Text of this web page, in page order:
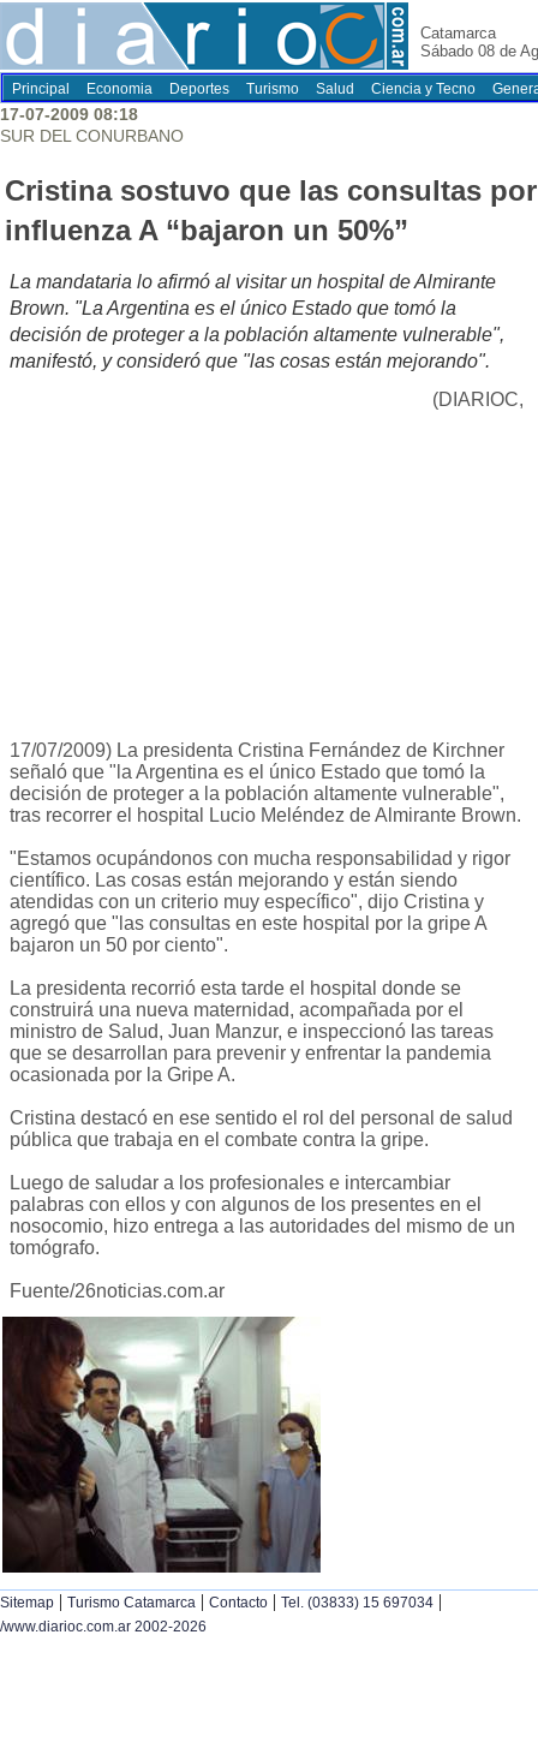
Catamarca
Sábado 08 de
Principal Economia Deportes Turismo Salud Ciencia y Tecno
17-07-2009 08:18
SUR DEL CONURBANO
Cristina sostuvo que las consultas por
influenza A “bajaron un 50%”
La mandataria lo afirmó al visitar un hospital de Almirante
Brown. "La Argentina es el único Estado que tomó la
decisión de proteger a la población altamente vulnerable",
manifestó, y consideró que "las cosas están mejorando".
(DIARIOC,
17/07/2009) La presidenta Cristina Fernández de Kirchner
señaló que "la Argentina es el único Estado que tomó la
decisión de proteger a la población altamente vulnerable",
tras recorrer el hospital Lucio Meléndez de Almirante Brown.
"Estamos ocupándonos con mucha responsabilidad y rigor
científico. Las cosas están mejorando y están siendo
atendidas con un criterio muy específico", dijo Cristina y
agregó que "las consultas en este hospital por la gripe A
bajaron un 50 por ciento".
La presidenta recorrió esta tarde el hospital donde se
construirá una nueva maternidad, acompañada por el
ministro de Salud, Juan Manzur, e inspeccionó las tareas
que se desarrollan para prevenir y enfrentar la pandemia
ocasionada por la Gripe A.
Cristina destacó en ese sentido el rol del personal de salud
pública que trabaja en el combate contra la gripe.
Luego de saludar a los profesionales e intercambiar
palabras con ellos y con algunos de los presentes en el
nosocomio, hizo entrega a las autoridades del mismo de un
tomógrafo.
Fuente/26noticias.com.ar
Sitemap | Turismo Catamarca | Contacto | Tel. (03833) 15 697034 |
/www.diarioc.com.ar 2002-2026